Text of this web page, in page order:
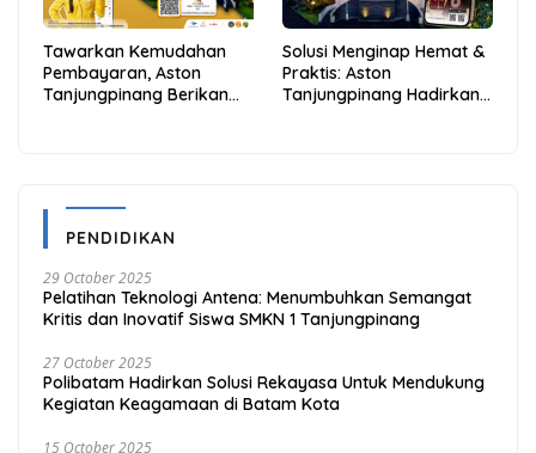
Tawarkan Kemudahan
Pembayaran, Aston
Tanjungpinang Berikan
Solusi Menginap Hemat &
Praktis: Aston
Tanjungpinang Hadirkan
PENDIDIKAN
29 October 2025
Pelatihan Teknologi Antena: Menumbuhkan Semangat
Kritis dan Inovatif Siswa SMKN 1 Tanjungpinang
27 October 2025
Polibatam Hadirkan Solusi Rekayasa Untuk Mendukung
Kegiatan Keagamaan di Batam Kota
15 October 2025